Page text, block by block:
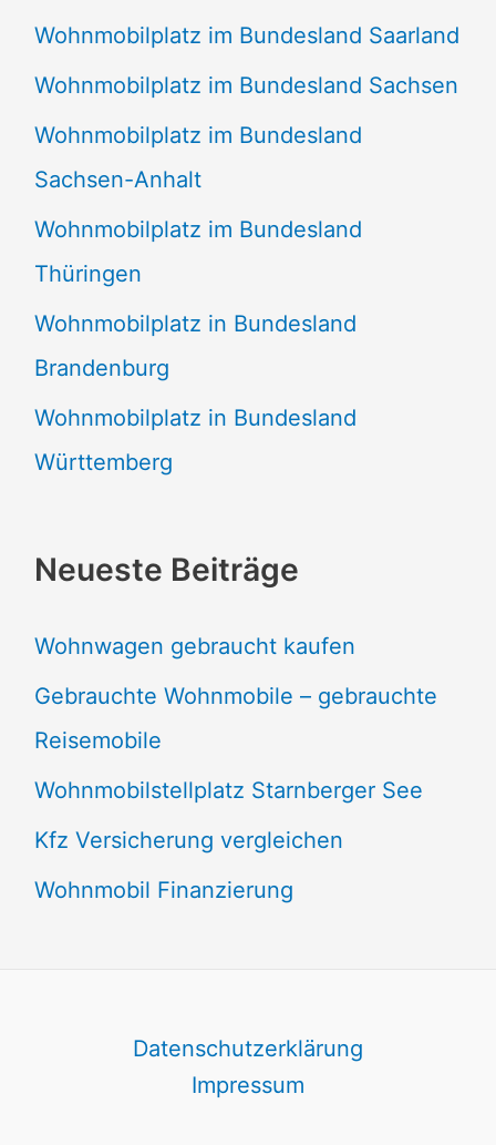
Wohnmobilplatz im Bundesland Saarland
Wohnmobilplatz im Bundesland Sachsen
Wohnmobilplatz im Bundesland
Sachsen-Anhalt
Wohnmobilplatz im Bundesland
Thüringen
Wohnmobilplatz in Bundesland
Brandenburg
Wohnmobilplatz in Bundesland
Württemberg
Neueste Beiträge
Wohnwagen gebraucht kaufen
Gebrauchte Wohnmobile – gebrauchte
Reisemobile
Wohnmobilstellplatz Starnberger See
Kfz Versicherung vergleichen
Wohnmobil Finanzierung
Datenschutzerklärung
Impressum